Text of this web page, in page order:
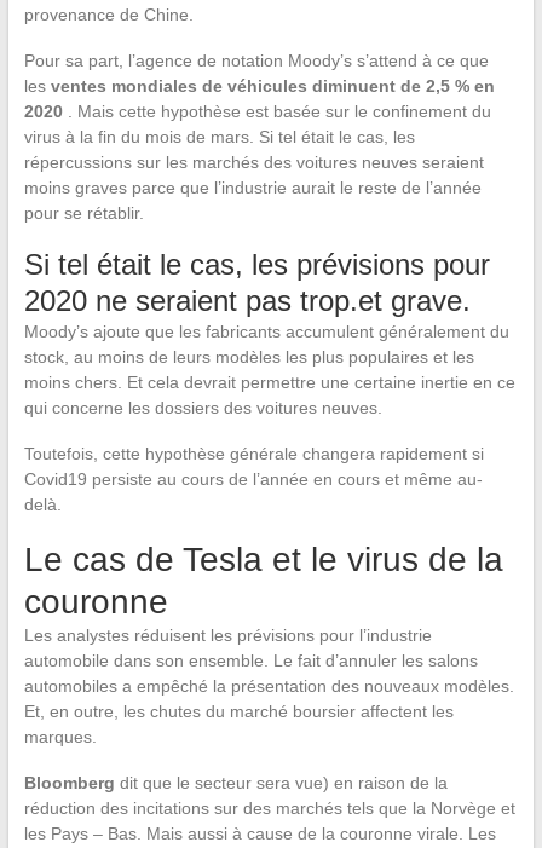
provenance de Chine.
Pour sa part, l’agence de notation Moody’s s’attend à ce que
les ventes mondiales de véhicules diminuent de 2,5 % en
2020
. Mais cette hypothèse est basée sur le confinement du
virus à la fin du mois de mars. Si tel était le cas, les
répercussions sur les marchés des voitures neuves seraient
moins graves parce que l’industrie aurait le reste de l’année
pour se rétablir.
Si tel était le cas, les prévisions pour
2020 ne seraient pas trop.et grave.
Moody’s ajoute que les fabricants accumulent généralement du
stock, au moins de leurs modèles les plus populaires et les
moins chers. Et cela devrait permettre une certaine inertie en ce
qui concerne les dossiers des voitures neuves.
Toutefois, cette hypothèse générale changera rapidement si
Covid19 persiste au cours de l’année en cours et même au-
delà.
Le cas de Tesla et le virus de la
couronne
Les analystes réduisent les prévisions pour l’industrie
automobile dans son ensemble. Le fait d’annuler les salons
automobiles a empêché la présentation des nouveaux modèles.
Et, en outre, les chutes du marché boursier affectent les
marques.
Bloomberg dit que le secteur sera vue) en raison de la
réduction des incitations sur des marchés tels que la Norvège et
les Pays – Bas. Mais aussi à cause de la couronne virale. Les